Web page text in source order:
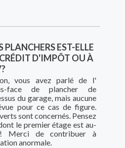
EST-ELLE
D'IMPÔT OU À
vous avez parlé de l'
face de plancher de
du garage, mais aucune
pour ce cas de figure.
sont concernés. Pensez
le premier étage est au-
Merci de contribuer à
anormale.